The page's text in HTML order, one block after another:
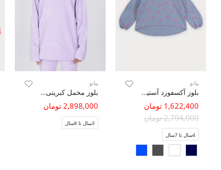
پیانو
بلوز آکسفورد آستین پیلی دار
1,622,400 تومان
2,704,000 تومان
4سال تا 7سال
پیانو
بلوز مخمل کبریتی یقه سه سانت
2,898,000 تومان
3سال تا 8سال